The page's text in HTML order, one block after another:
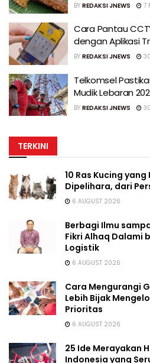
BY REDAKSI JNEWS 7
Cara Pantau
dengan Aplikasi
BY REDAKSI JNEWS
Telkomsel
Mudik Lebaran
BY REDAKSI JNEWS
TERKINI
10 Ras Kucing
Dipelihara, dari
6 AUGUST 2026
Berbagi Ilmu
Fikri Alhaq Dalami
Logistik
6 AUGUST 2026
Cara Mengurangi
Lebih Bijak
Prioritas
6 AUGUST 2026
25 Ide Merayakan
Indonesia yang